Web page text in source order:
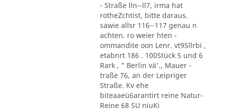
- Straße lln--ll7, irma hat
rotheZchtist, bitte daraus.
sawie allsr 116--117 genau n
achten. ro weier hten -
ommandite oon Lenr. vt9Sllrbi ,
etabnrt 186 . 100Stück 5 und 6
Rark , " Berlin vä'., Mauer -
traße 76, an der Leipriger
Straße. Kv ehe
biteaaeü6arantirt reine Natur-
Reine 68 SU niuKi